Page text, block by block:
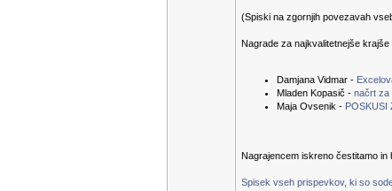
(Spiski na zgornjih povezavah
Nagrade za najkvalitetnejše
Damjana Vidmar -
Mladen Kopasič - načrt za
Maja Ovsenik - POSKUSI
Nagrajencem iskreno čestitamo in
Spisek vseh prispevkov, ki so